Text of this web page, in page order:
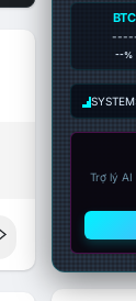
BTC
--%
Trợ lý